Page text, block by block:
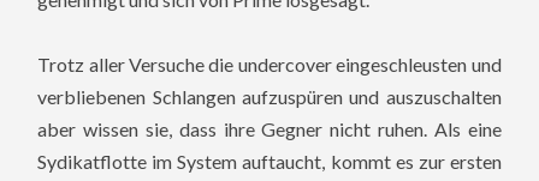
Trotz aller Versuche die undercover eingeschleusten und
verbliebenen Schlangen aufzuspüren und auszuschalten
aber wissen sie, dass ihre Gegner nicht ruhen. Als eine
Sydikatflotte im System auftaucht, kommt es zur ersten